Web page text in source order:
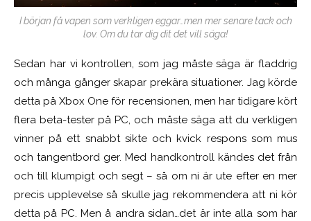
I början få vapen som verkligen eggar…men mer senare tack och
lov. Om du tar dig dit det vill säga!
Sedan har vi kontrollen, som jag måste säga är fladdrig
och många gånger skapar prekära situationer. Jag körde
detta på Xbox One för recensionen, men har tidigare kört
flera beta-tester på PC, och måste säga att du verkligen
vinner på ett snabbt sikte och kvick respons som mus
och tangentbord ger. Med handkontroll kändes det från
och till klumpigt och segt – så om ni är ute efter en mer
precis upplevelse så skulle jag rekommendera att ni kör
detta på PC. Men å andra sidan…det är inte alla som har